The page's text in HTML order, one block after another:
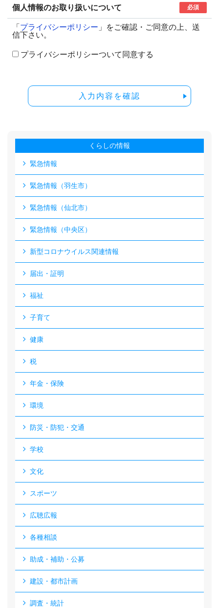
個人情報のお取り扱いについて 必須
「 プライバシーポリシー 」をご確認・ご同意の上、送
信下さい。
プライバシーポリシーついて同意する
入力内容を確認
くらしの情報
緊急情報
緊急情報（羽生市）
緊急情報（仙北市）
緊急情報（中央区）
新型コロナウイルス関連情報
届出・証明
福祉
子育て
健康
税
年金・保険
環境
防災・防犯・交通
学校
文化
スポーツ
広聴広報
各種相談
助成・補助・公募
建設・都市計画
調査・統計